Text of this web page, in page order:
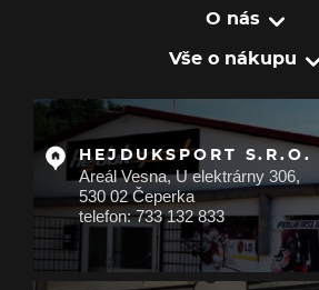
O nás
Vše o nákupu
HEJDUKSPORT S.R.O.
Areál Vesna, U elektrárny 306,
530 02 Čeperka
telefon: 733 132 833